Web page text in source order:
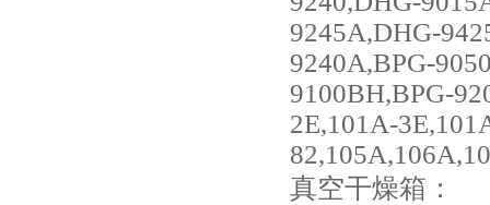
9245A,DHG-
9240A,BPG-
9100BH,BPG-
2E,101A-
真空干燥箱：